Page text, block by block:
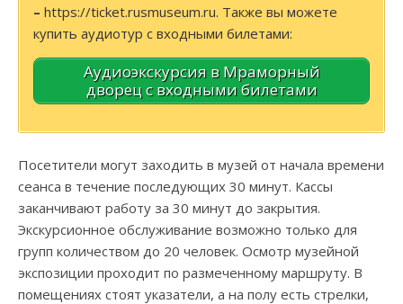
– https://ticket.rusmuseum.ru. Также вы можете
купить аудиотур с входными билетами:
Аудиоэкскурсия в Мраморный
дворец с входными билетами
Посетители могут заходить в музей от начала времени
сеанса в течение последующих 30 минут. Кассы
заканчивают работу за 30 минут до закрытия.
Экскурсионное обслуживание возможно только для
групп количеством до 20 человек. Осмотр музейной
экспозиции проходит по размеченному маршруту. В
помещениях стоят указатели, а на полу есть стрелки,